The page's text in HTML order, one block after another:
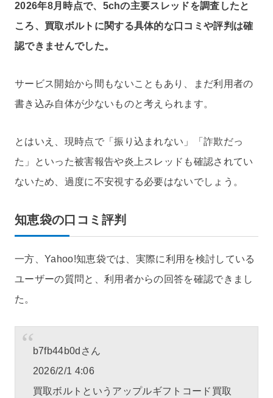
2026年8月時点で、5chの主要スレッドを調査したと
ころ、買取ボルトに関する具体的な口コミや評判は確
認できませんでした。
サービス開始から間もないこともあり、まだ利用者の
書き込み自体が少ないものと考えられます。
とはいえ、現時点で「振り込まれない」「詐欺だっ
た」といった被害報告や炎上スレッドも確認されてい
ないため、過度に不安視する必要はないでしょう。
知恵袋の口コミ評判
一方、Yahoo!知恵袋では、実際に利用を検討している
ユーザーの質問と、利用者からの回答を確認できまし
た。
b7fb44b0dさん
2026/2/1 4:06
買取ボルトというアップルギフトコード買取